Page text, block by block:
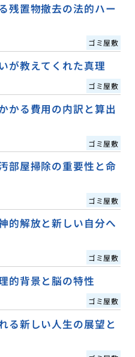
残置物撤去の法的ハー
ゴミ屋敷
が教えてくれた真理
ゴミ屋敷
かる費用の内訳と算出
ゴミ屋敷
部屋掃除の重要性と命
ゴミ屋敷
的解放と新しい自分へ
ゴミ屋敷
的背景と脳の特性
ゴミ屋敷
る新しい人生の展望と